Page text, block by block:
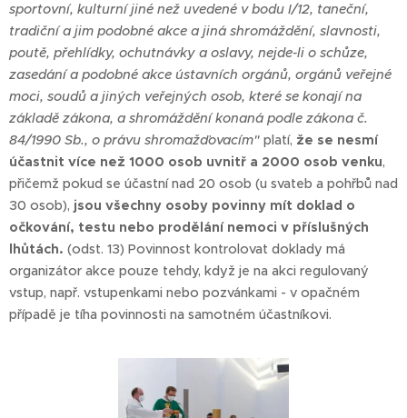
sportovní, kulturní jiné než uvedené v bodu I/12, taneční,
tradiční a jim podobné akce a jiná shromáždění, slavnosti,
poutě, přehlídky, ochutnávky a oslavy, nejde-li o schůze,
zasedání a podobné akce ústavních orgánů, orgánů veřejné
moci, soudů a jiných veřejných osob, které se konají na
základě zákona, a shromáždění konaná podle zákona č.
84/1990 Sb., o právu shromažďovacím" platí, že se nesmí
účastnit více než 1000 osob uvnitř a 2000 osob venku,
přičemž pokud se účastní nad 20 osob (u svateb a pohřbů nad
30 osob), jsou všechny osoby povinny mít doklad o
očkování, testu nebo prodělání nemoci v příslušných
lhůtách. (odst. 13) Povinnost kontrolovat doklady má
organizátor akce pouze tehdy, když je na akci regulovaný
vstup, např. vstupenkami nebo pozvánkami - v opačném
případě je tíha povinnosti na samotném účastníkovi.